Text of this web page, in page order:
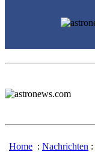
Home : Nachrichten :